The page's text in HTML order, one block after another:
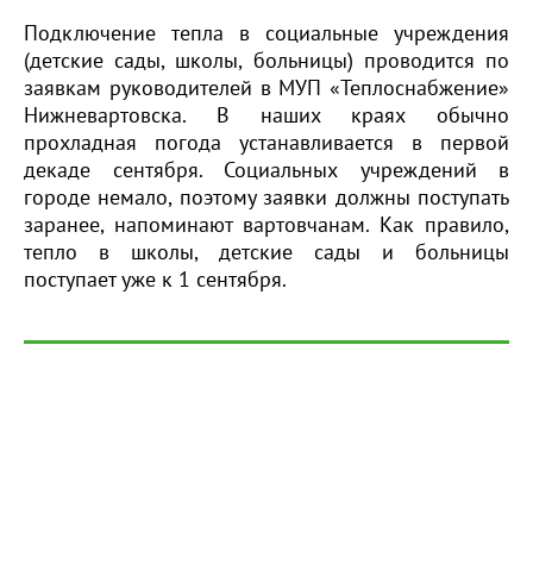
Подключение тепла в социальные учреждения
(детские сады, школы, больницы) проводится по
заявкам руководителей в МУП «Теплоснабжение»
Нижневартовска. В наших краях обычно
прохладная погода устанавливается в первой
декаде сентября. Социальных учреждений в
городе немало, поэтому заявки должны поступать
заранее, напоминают вартовчанам. Как правило,
тепло в школы, детские сады и больницы
поступает уже к 1 сентября.